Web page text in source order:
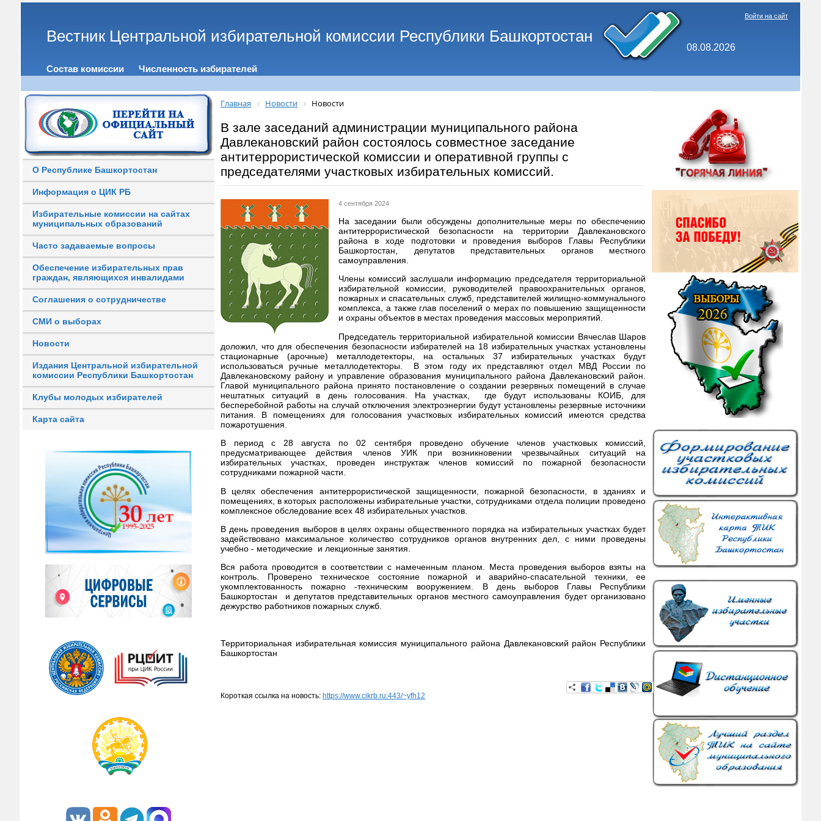
Вестник Центральной избирательной комиссии Республики Башкортостан
08.08.2026
Войти на сайт
Состав комиссии Численность избирателей
О Республике Башкортостан
Информация о ЦИК РБ
Избирательные комиссии на сайтах
муниципальных образований
Часто задаваемые вопросы
Обеспечение избирательных прав
граждан, являющихся инвалидами
Соглашения о сотрудничестве
СМИ о выборах
Новости
Издания Центральной избирательной
комиссии Республики Башкортостан
Клубы молодых избирателей
Карта сайта
Главная Новости Новости
В зале заседаний администрации муниципального района
Давлекановский район состоялось совместное заседание
антитеррористической комиссии и оперативной группы с
председателями участковых избирательных комиссий.
4 сентября 2024
На заседании были обсуждены дополнительные меры по обеспечению
антитеррористической безопасности на территории Давлекановского
района в ходе подготовки и проведения выборов Главы Республики
Башкортостан, депутатов представительных органов местного
самоуправления.
Члены комиссий заслушали информацию председателя территориальной
избирательной комиссии, руководителей правоохранительных органов,
пожарных и спасательных служб, представителей жилищно-коммунального
комплекса, а также глав поселений о мерах по повышению защищенности
и охраны объектов в местах проведения массовых мероприятий.
Председатель территориальной избирательной комиссии Вячеслав Шаров
доложил, что для обеспечения безопасности избирателей на 18 избирательных участках установлены
стационарные (арочные) металлодетекторы, на остальных 37 избирательных участках будут
использоваться ручные металлодетекторы. В этом году их представляют отдел МВД России по
Давлекановскому району и управление образования муниципального района Давлекановский район.
Главой муниципального района принято постановление о создании резервных помещений в случае
нештатных ситуаций в день голосования. На участках, где будут использованы КОИБ, для
бесперебойной работы на случай отключения электроэнергии будут установлены резервные источники
питания. В помещениях для голосования участковых избирательных комиссий имеются средства
пожаротушения.
В период с 28 августа по 02 сентября проведено обучение членов участковых комиссий,
предусматривающее действия членов УИК при возникновении чрезвычайных ситуаций на
избирательных участках, проведен инструктаж членов комиссий по пожарной безопасности
сотрудниками пожарной части.
В целях обеспечения антитеррористической защищенности, пожарной безопасности, в зданиях и
помещениях, в которых расположены избирательные участки, сотрудниками отдела полиции проведено
комплексное обследование всех 48 избирательных участков.
В день проведения выборов в целях охраны общественного порядка на избирательных участках будет
задействовано максимальное количество сотрудников органов внутренних дел, с ними проведены
учебно - методические и лекционные занятия.
Вся работа проводится в соответствии с намеченным планом. Места проведения выборов взяты на
контроль. Проверено техническое состояние пожарной и аварийно-спасательной техники, ее
укомплектованность пожарно -техническим вооружением. В день выборов Главы Республики
Башкортостан и депутатов представительных органов местного самоуправления будет организовано
дежурство работников пожарных служб.
Территориальная избирательная комиссия муниципального района Давлекановский район Республики
Башкортостан
Короткая ссылка на новость: https://www.cikrb.ru:443/~yfh12